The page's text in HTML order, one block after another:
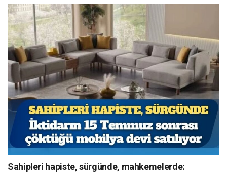
Sahipleri hapiste, sürgünde, mahkemelerde: